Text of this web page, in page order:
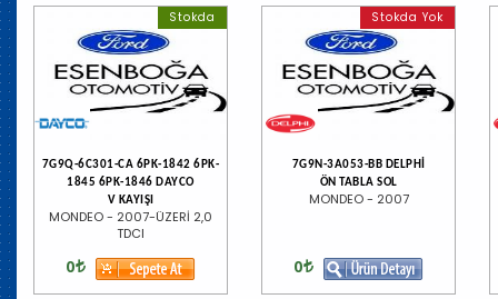
Stokda
7G9Q-6C301-CA 6PK-1842 6PK-
1845 6PK-1846 DAYCO
V KAYIŞI
MONDEO - 2007-ÜZERİ 2,0
TDCI
0
Stokda Yok
7G9N-3A053-BB DELPHİ
ÖN TABLA SOL
MONDEO - 2007
0